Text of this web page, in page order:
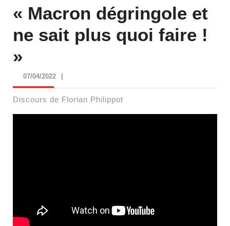
« Macron dégringole et
ne sait plus quoi faire !
»
07/04/202207/04/2022
Discours de Florian Philippot